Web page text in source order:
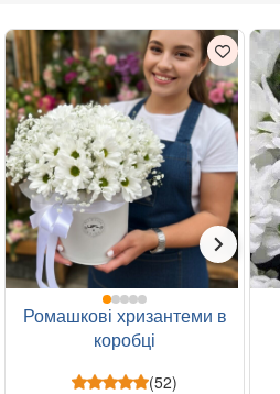
Ромашкові хризантеми в
коробці
(52)